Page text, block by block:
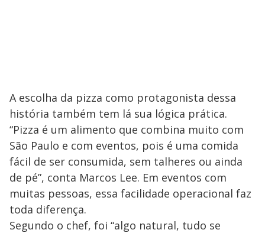
A escolha da pizza como protagonista dessa
história também tem lá sua lógica prática.
“Pizza é um alimento que combina muito com
São Paulo e com eventos, pois é uma comida
fácil de ser consumida, sem talheres ou ainda
de pé”, conta Marcos Lee. Em eventos com
muitas pessoas, essa facilidade operacional faz
toda diferença.
Segundo o chef, foi “algo natural, tudo se